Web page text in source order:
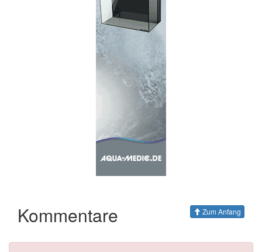
Kommentare Zum Anfang